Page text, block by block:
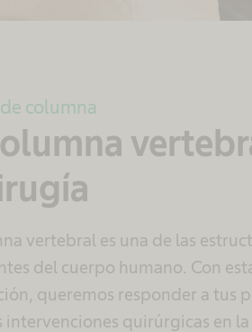
columna
vertebral es una de las
del cuerpo humano. Con
queremos responder a tus
intervenciones quirúrgicas en